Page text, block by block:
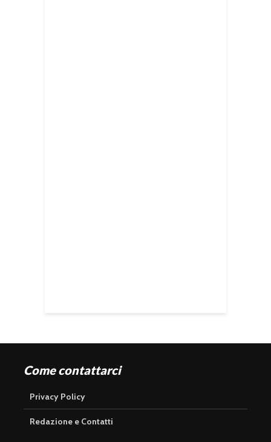
Come contattarci
Privacy Policy
Redazione e Contatti